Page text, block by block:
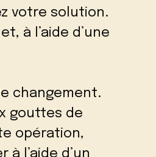
votre solution.
et, à l’aide d’une
changement.
gouttes de
opération,
l’aide d’un